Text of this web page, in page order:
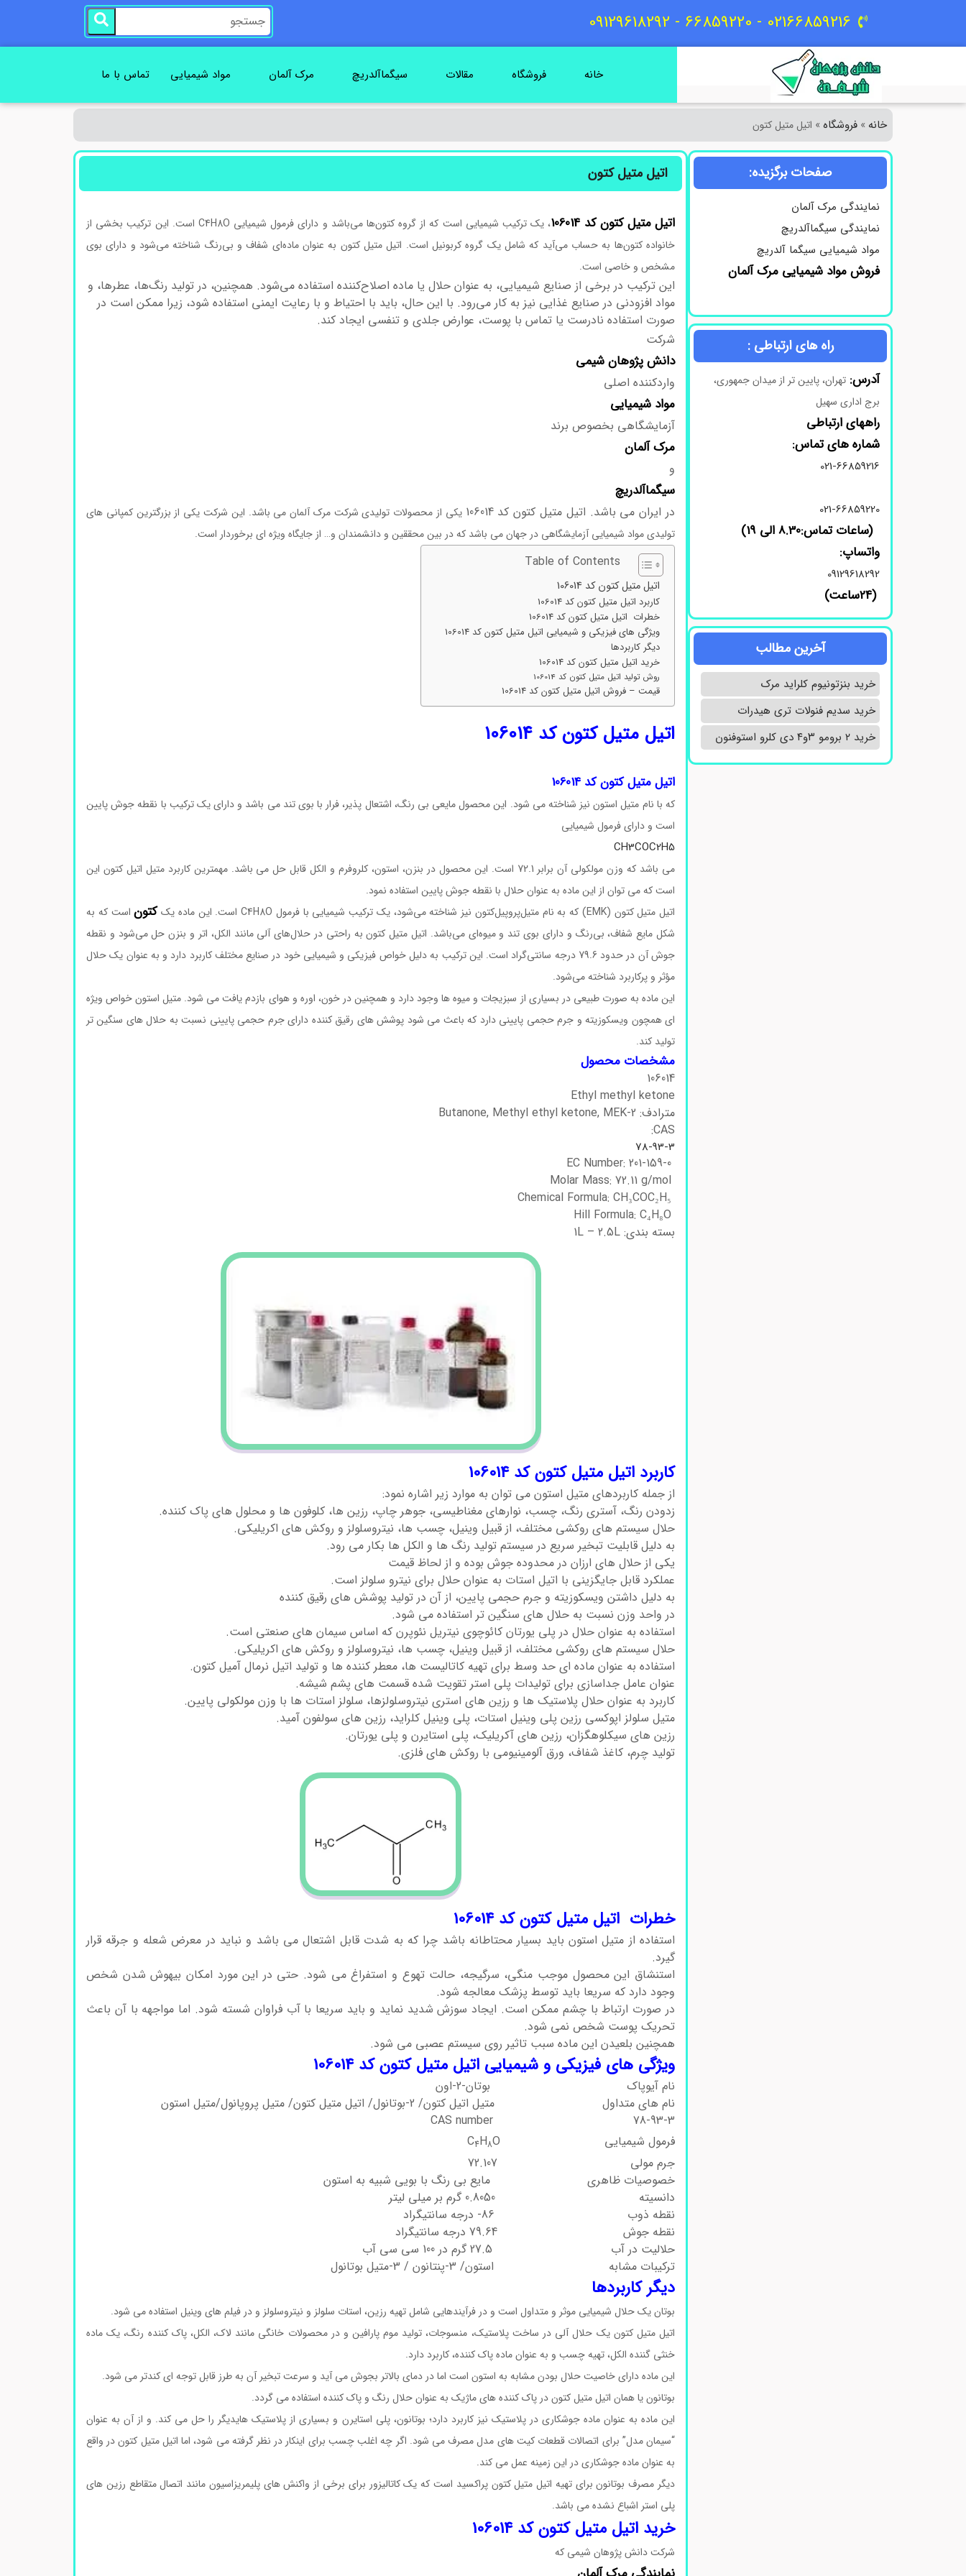
02166859216 - 66859220 - 09129618292
خانه فروشگاه مقالات سیگماآلدریچ مرک آلمان مواد شیمیایی تماس با ما
خانه » فروشگاه» اتیل متیل کتون
صفحات برگزیده:
نمایندگی مرک آلمان
نمایندگی سیگماآلدریچ
مواد شیمیایی سیگما آلدریچ
فروش مواد شیمیایی مرک آلمان
راه های ارتباطی :
آدرس: تهران، پایین تر از میدان جمهوری،
برج اداری سهیل
راههای ارتباطی
شماره های تماس:
021-66859216
021-66859220
(ساعات تماس:8.30 الی 19)
واتساپ:
09129618292
(24ساعت)
آخرین مطالب
خرید بنزتونیوم کلراید مرک
خرید سدیم فنولات تری هیدرات
خرید ۲ برومو ۳و۴ دی‌ کلرو استوفنون
اتیل متیل کتون
اتیلمتیلکتون کد 106014
، یک ترکیب شیمیایی است که از گروه کتون‌ها می‌باشد و دارای فرمول شیمیایی C4H8O است. این ترکیب بخشی از
خانواده کتون‌ها به حساب می‌آید که شامل یک گروه کربونیل است. اتیل متیل کتون به عنوان ماده‌ای شفاف و بی‌رنگ شناخته می‌شود و دارای بوی
مشخص و خاصی است.
این ترکیب در برخی از صنایع شیمیایی، به عنوان حلال یا ماده اصلاح‌کننده استفاده می‌شود. همچنین، در تولید رنگ‌ها، عطرها، و
مواد افزودنی در صنایع غذایی نیز به کار می‌رود. با این حال، باید با احتیاط و با رعایت ایمنی استفاده شود، زیرا ممکن است در
صورت استفاده نادرست یا تماس با پوست، عوارض جلدی و تنفسی ایجاد کند.
شرکت
دانش پژوهان شیمی
واردکننده اصلی
مواد شیمیایی
آزمایشگاهی بخصوص برند
مرکآلمان
و
سیگماآلدریچ
در ایران می باشد. اتیل متیل کتون کد 106014
یکی از محصولات تولیدی شرکت مرک آلمان می باشد. این شرکت یکی از بزرگترین کمپانی های
تولیدی مواد شیمیایی آزمایشگاهی در جهان می باشد که در بین محققین و دانشمندان و… از جایگاه ویژه ای برخوردار است.
Table of Contents
اتیل متیل کتون کد 106014
کاربرد اتیل متیل کتون کد 106014
خطرات اتیل متیل کتون کد 106014
ویژگی های فیزیکی و شیمیایی اتیل متیل کتون کد 106014
دیگر کاربردها
خرید اتیل متیل کتون کد 106014
روش تولید اتیل متیل کتون کد 106014
قیمت – فروش اتیل متیل کتون کد 106014
اتیل متیل کتون کد 106014
اتیل متیل کتون کد 106014
که با نام متیل استون نیز شناخته می شود. این محصول مایعی بی رنگ، اشتعال پذیر، فرار با بوی تند می باشد و دارای یک ترکیب با نقطه جوش پایین
است و دارای فرمول شیمیایی
CH3COC2H5
می باشد که وزن مولکولی آن برابر 72.1 است. این محصول در بنزن، استون، کلروفرم و الکل قابل حل می باشد. مهمترین کاربرد متیل اتیل کتون این
است که می توان از این ماده به عنوان حلال با نقطه جوش پایین استفاده نمود.
اتیل متیل کتون (EMK) که به نام متیل‌پروپیل‌کتون نیز شناخته می‌شود، یک ترکیب شیمیایی با فرمول C4H8O است. این ماده یک
کتوناست که به
شکل مایع شفاف، بی‌رنگ و دارای بوی تند و میوه‌ای می‌باشد. اتیل متیل کتون به راحتی در حلال‌های آلی مانند الکل، اتر و بنزن حل می‌شود و نقطه
جوش آن در حدود 79.6 درجه سانتی‌گراد است. این ترکیب به دلیل خواص فیزیکی و شیمیایی خود در صنایع مختلف کاربرد دارد و به عنوان یک حلال
مؤثر و پرکاربرد شناخته می‌شود.
این ماده به صورت طبیعی در بسیاری از سبزیجات و میوه ها وجود دارد و همچنین در خون، اوره و هوای بازدم یافت می شود. متیل استون خواص ویژه
ای همچون ویسکوزیته و جرم حجمی پایینی دارد که باعث می شود پوشش های رقیق کننده دارای جرم حجمی پایینی نسبت به حلال های سنگین تر
تولید کند.
مشخصات محصول
106014
Ethyl methyl ketone
مترادف: 2-Butanone, Methyl ethyl ketone, MEK
CAS:
78-93-3
بسته بندی: 1L – 2.5L
کاربرد اتیل متیل کتون کد 106014
از جمله کاربردهای متیل استون می توان به موارد زیر اشاره نمود:
زدودن رنگ، آستری رنگ، چسب، نوارهای مغناطیسی، جوهر چاپ، رزین ها، کلوفون ها و محلول های پاک کننده.
حلال سیستم های روکشی مختلف، از قبیل وینیل، چسب ها، نیتروسلولز و روکش های اکریلیکی.
به دلیل قابلیت تبخیر سریع در سیستم تولید رنگ ها و الکل ها بکار می رود.
یکی از حلال های ارزان در محدوده جوش بوده و از لحاظ قیمت
عملکرد قابل جایگزینی با اتیل استات به عنوان حلال برای نیترو سلولز است.
به دلیل داشتن ویسکوزیته و جرم حجمی پایین، از آن در تولید پوشش های رقیق کننده
در واحد وزن نسبت به حلال های سنگین تر استفاده می شود.
استفاده به عنوان حلال در پلی یورتان کائوچوی نیتریل نئوپرن که اساس سیمان های صنعتی است.
حلال سیستم های روکشی مختلف، از قبیل وینیل، چسب ها، نیتروسلولز و روکش های اکریلیکی.
استفاده به عنوان ماده ای حد وسط برای تهیه کاتالیست ها، معطر کننده ها و تولید اتیل نرمال آمیل کتون.
عنوان عامل جداسازی برای تولیدات پلی استر تقویت شده قسمت های پشم شیشه.
کاربرد به عنوان حلال پلاستیک ها و رزین های استری نیتروسلولزها، سلولز استات ها با وزن مولکولی پایین.
متیل سلولز اپوکسی رزین پلی وینیل استات، پلی وینیل کلراید، رزین های سولفون آمید.
رزین های سیکلوهگزان، رزین های آکریلیک، پلی استایرن و پلی یورتان.
تولید چرم، کاغذ شفاف، ورق آلومینیومی با روکش های فلزی.
خطرات اتیل متیل کتون کد 106014
استفاده از متیل استون باید بسیار محتاطانه باشد چرا که به شدت قابل اشتعال می باشد و نباید در معرض شعله و جرقه قرار
گیرد.
استنشاق این محصول موجب منگی، سرگیجه، حالت تهوع و استفراغ می شود. حتی در این مورد امکان بیهوش شدن شخص
وجود دارد که سریعا باید توسط پزشک معالجه شود.
در صورت ارتباط با چشم ممکن است. ایجاد سوزش شدید نماید و باید سریعا با آب فراوان شسته شود. اما مواجهه با آن باعث
تحریک پوست شخص نمی شود.
همچنین بلعیدن این ماده سبب تاثیر روی سیستم عصبی می شود.
ویژگی های فیزیکی و شیمیایی اتیل متیل کتون کد 106014
نام آیوپاک بوتان-2-اون
نام های متداول متیل اتیل کتون/ 2-بوتانول/ اتیل متیل کتون/ متیل پروپانول/متیل استون
CAS number 78-93-3
فرمول شیمیایی C
4H8O
جرم مولی 72.107
خصوصیات ظاهری مایع بی رنگ با بویی شبیه به استون
دانسیته 0.8050 گرم بر میلی لیتر
نقطه ذوب 86- درجه سانتیگراد
نقطه جوش 79.64 درجه سانتیگراد
حلالیت در آب 27.5 گرم در 100 سی سی آب
ترکیبات مشابه استون/ 3-پنتانون / 3-متیل بوتانول
دیگر کاربردها
بوتان یک حلال شیمیایی موثر و متداول است و در فرآیندهایی شامل تهیه رزین، استات سلولز و نیتروسلولز و در فیلم های وینیل استفاده می شود.
اتیل متیل کتون یک حلال آلی در ساخت پلاستیک، منسوجات، تولید موم پارافین و در محصولات خانگی مانند لاک، الکل، پاک کننده رنگ، یک ماده
خنثی گننده الکل، تهیه چسب و به عنوان ماده پاک کننده، کاربرد دارد.
این ماده دارای خاصیت حلال بودن مشابه به استون است اما در دمای بالاتر بجوش می آید و سرعت تبخیر آن به طرز قابل توجه ای کندتر می شود.
بوتانون یا همان اتیل متیل کتون در پاک کننده های ماژیک به عنوان حلال رنگ و پاک کننده استفاده می گردد.
این ماده به عنوان ماده جوشکاری در پلاستیک نیز کاربرد دارد؛ بوتانون، پلی استایرن و بسیاری از پلاستیک هایدیگر را حل می کند. و از آن به عنوان
“سیمان مدل” برای اتصالات قطعات کیت های مدل مصرف می شود. اگر چه اغلب چسب برای اینکار در نظر گرفته می شود، اما اتیل متیل کتون در واقع
به عنوان ماده جوشکاری در این زمینه عمل می کند.
دیگر مصرف بوتانون برای تهیه اتیل متیل کتون پراکسید است که یک کاتالیزور برای برخی از واکنش های پلیمریزاسیون مانند اتصال متقاطع رزین های
پلی استر اشباع نشده می باشد.
خرید اتیل متیل کتون کد 106014
شرکت دانش پژوهان شیمی که